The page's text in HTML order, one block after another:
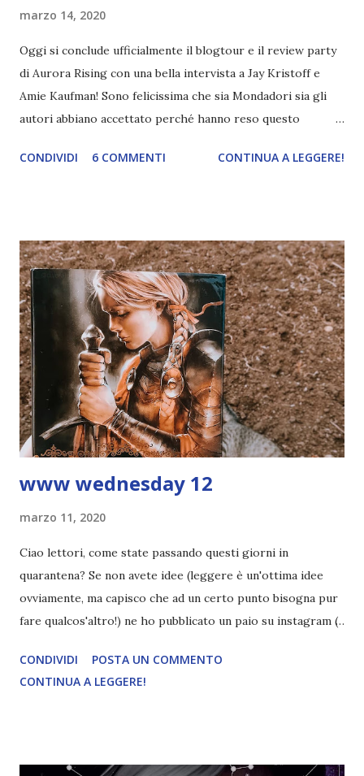
marzo 14, 2020
Oggi si conclude ufficialmente il blogtour e il review party
di Aurora Rising con una bella intervista a Jay Kristoff e
Amie Kaufman! Sono felicissima che sia Mondadori sia gli
autori abbiano accettato perché hanno reso questo
le risposte alle mie domande, mentre da Anima in Penna e
a 16,91€ È l'anno 2380 e ai cadetti dell'ultimo anno
dell'Aurora Academy sta per essere affidata la prima vera
missione. L'allievo migliore della scuola, Tyler Jones, sa che,
proprio in virtù della sua eccellenza, gli verrà concesso di
comporre a suo piacimento la propria crew e per questo
sogna già di reclutare la squadra perfetta. Peccato che, a
causa del suo voler fare l'eroe a tutti i costi, come
punizione gli vengano assegnati d'ufficio i cad...
CONDIVIDI 6 COMMENTI CONTINUA A LEGGERE!
www wednesday 12
marzo 11, 2020
Ciao lettori, come state passando questi giorni in
quarantena? Se non avete idee (leggere è un'ottima idee
ovviamente, ma capisco che ad un certo punto bisogna pur
fare qualcos'altro!) ne ho pubblicato un paio su instagram (
leggere? Millennio di fuoco di Cecilia Randall , con il
gruppo di lettura #leggiamoserie su instagram. Mi è
CONDIVIDI
POSTA UN COMMENTO
CONTINUA A LEGGERE!